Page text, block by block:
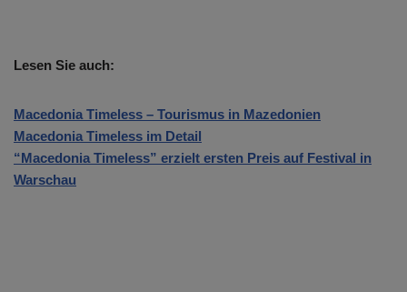
Lesen Sie auch:
Macedonia Timeless – Tourismus in Mazedonien
Macedonia Timeless im Detail
“Macedonia Timeless” erzielt ersten Preis auf Festival in
Warschau